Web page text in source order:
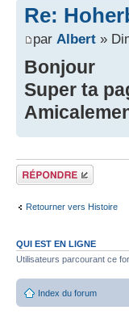
Re:
par Albert »
Bonjour
Super ta
Répondre
Retourner vers Histoire
QUI EST EN LIGNE
Utilisateurs parcourant ce
Index du forum